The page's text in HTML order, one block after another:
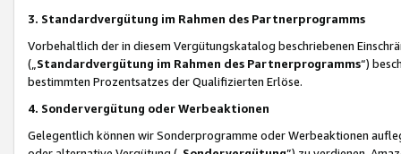
3. Standardvergütung im Rahmen des Partnerprogramms
Vorbehaltlich der in diesem Vergütungskatalog beschriebenen
(„ Standardvergütung im Rahmen des Partnerprogramms“)
bestimmten Prozentsatzes der Qualifizierten Erlöse.
4. Sondervergütung oder Werbeaktionen
Gelegentlich können wir Sonderprogramme oder Werbeaktionen